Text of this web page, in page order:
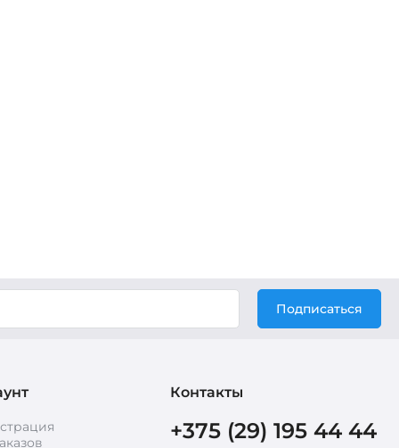
Подписаться
Контакты
+375 (29) 195 44 44